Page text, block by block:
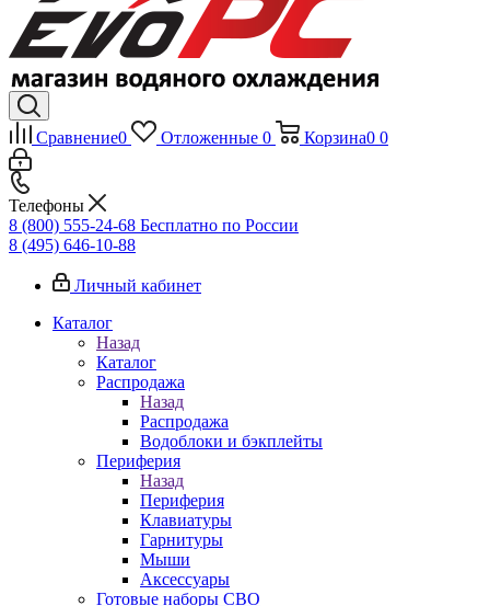
Сравнение0 Отложенные 0 Корзина0 0
Телефоны
8 (800) 555-24-68 Бесплатно по России
8 (495) 646-10-88
Личный кабинет
Каталог
Назад
Каталог
Распродажа
Назад
Распродажа
Водоблоки и бэкплейты
Периферия
Назад
Периферия
Клавиатуры
Гарнитуры
Мыши
Аксессуары
Готовые наборы СВО